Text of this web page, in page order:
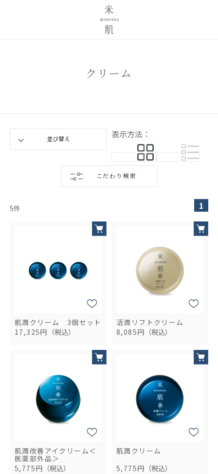
クリーム
表示方法：
こだわり検索
5件 1
肌潤クリーム 3個セット
17,325円 （税込）
活潤リフトクリーム
8,085円 （税込）
肌潤改善アイクリーム＜
医薬部外品＞
5,775円 （税込）
肌潤クリーム
5,775円 （税込）